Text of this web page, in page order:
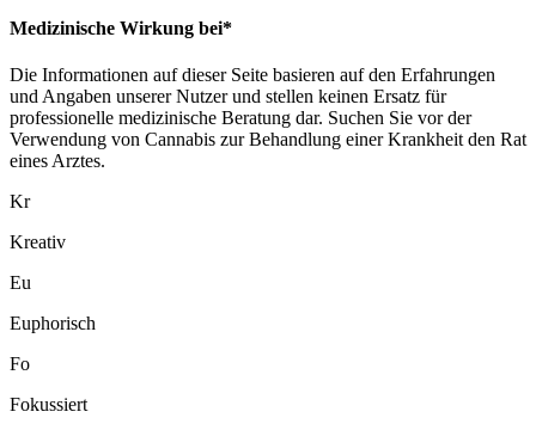
Medizinische Wirkung bei*
Die Informationen auf dieser Seite basieren auf den Erfahrungen
und Angaben unserer Nutzer und stellen keinen Ersatz für
professionelle medizinische Beratung dar. Suchen Sie vor der
Verwendung von Cannabis zur Behandlung einer Krankheit den Rat
eines Arztes.
Kr
Kreativ
Eu
Euphorisch
Fo
Fokussiert